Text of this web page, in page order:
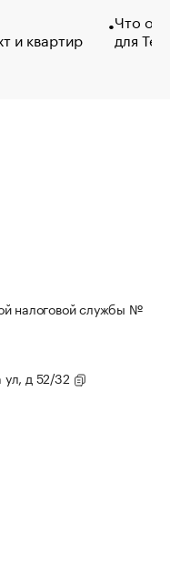
и квартир
Что
для
налоговой службы №
ул, д 52/32